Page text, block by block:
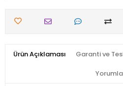
Ürün Açıklaması Garanti ve